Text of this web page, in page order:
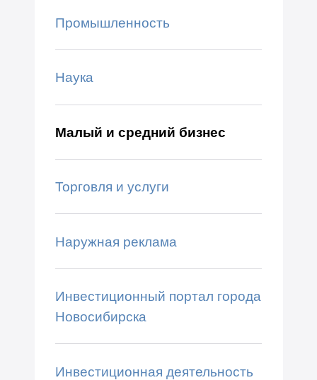
Промышленность
Наука
Малый и средний бизнес
Торговля и услуги
Наружная реклама
Инвестиционный портал города
Новосибирска
Инвестиционная деятельность